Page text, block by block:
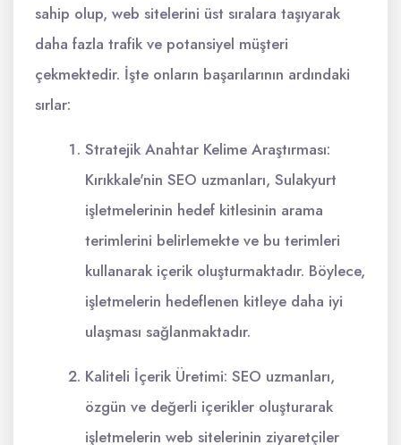
sahip olup, web sitelerini üst sıralara taşıyarak
daha fazla trafik ve potansiyel müşteri
çekmektedir. İşte onların başarılarının ardındaki
sırlar:
Stratejik Anahtar Kelime Araştırması:
Kırıkkale'nin SEO uzmanları, Sulakyurt
işletmelerinin hedef kitlesinin arama
terimlerini belirlemekte ve bu terimleri
kullanarak içerik oluşturmaktadır. Böylece,
işletmelerin hedeflenen kitleye daha iyi
ulaşması sağlanmaktadır.
Kaliteli İçerik Üretimi: SEO uzmanları,
özgün ve değerli içerikler oluşturarak
işletmelerin web sitelerinin ziyaretçiler